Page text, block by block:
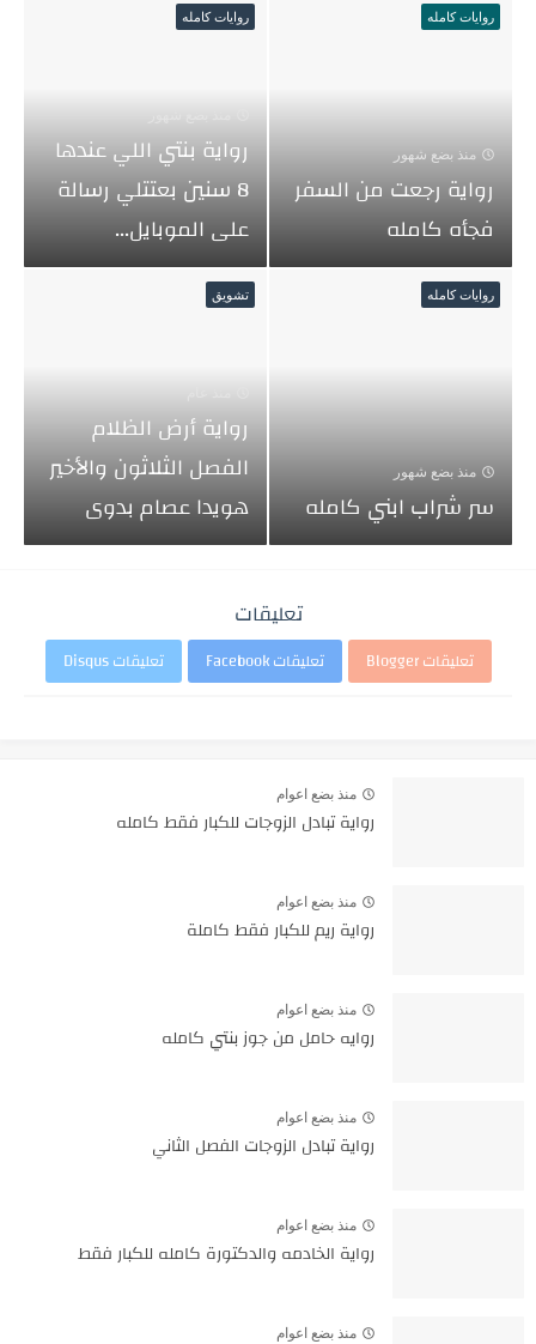
روايات كامله
منذ بضع شهور
رواية رجعت من السفر
فجأه كامله
روايات كامله
رواية بنتي اللي عندها
8 سنين بعتتلي رسالة
على الموبايل...
روايات كامله
منذ بضع شهور
سر شراب ابني كامله
تشويق
رواية أرض الظلام
الفصل الثلاثون والأخير
هويدا عصام بدوى
تعليقات
تعليقات Blogger تعليقات Facebook تعليقات Disqus
منذ بضع اعوام
رواية تبادل الزوجات للكبار فقط كامله
منذ بضع اعوام
رواية ريم للكبار فقط كاملة
منذ بضع اعوام
روايه حامل من جوز بنتي كامله
منذ بضع اعوام
رواية تبادل الزوجات الفصل الثاني
منذ بضع اعوام
رواية الخادمه والدكتورة كامله للكبار فقط
منذ بضع اعوام